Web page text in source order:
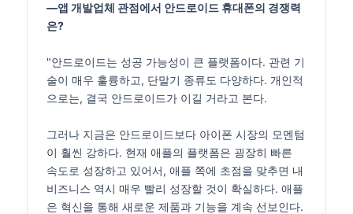
―앱 개발업체 관점에서 안드로이드 휴대폰의 경쟁력
은?
"안드로이드는 성공 가능성이 큰 플랫폼이다. 관련 기
술이 매우 훌륭하고, 단말기 종류도 다양하다. 개인적
으로는, 결국 안드로이드가 이길 거라고 본다.
그러나 지금은 안드로이드보다 아이폰 시장의 모멘텀
이 훨씬 강하다. 현재 애플의 플랫폼은 굉장히 빠른
속도로 성장하고 있어서, 애플 쪽에 초점을 맞추면 내
비즈니스 역시 매우 빨리 성장할 것이 확실하다. 애플
은 혁신을 통해 새로운 제품과 기능을 계속 선보인다.